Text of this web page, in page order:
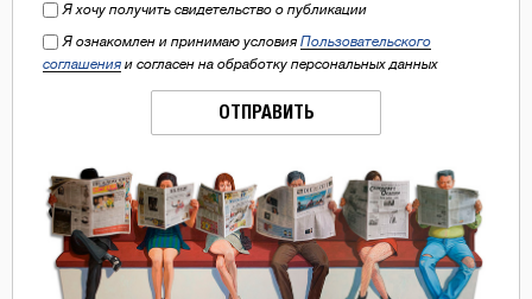
Я хочу получить свидетельство о публикации
Я ознакомлен и принимаю условия Пользовательского
соглашения и согласен на обработку персональных данных
ОТПРАВИТЬ